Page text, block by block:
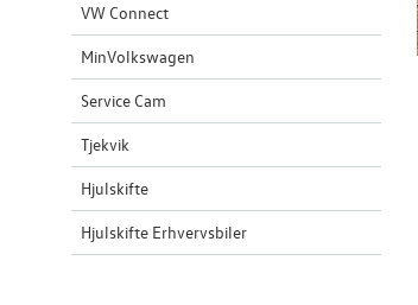
VW Connect
MinVolkswagen
Service Cam
Tjekvik
Hjulskifte
Hjulskifte Erhvervsbiler